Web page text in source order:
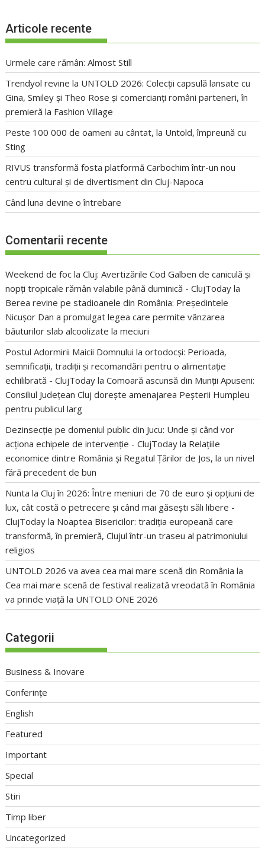
Articole recente
Urmele care rămân: Almost Still
Trendyol revine la UNTOLD 2026: Colecții capsulă lansate cu
Gina, Smiley și Theo Rose și comercianți români parteneri, în
premieră la Fashion Village
Peste 100 000 de oameni au cântat, la Untold, împreună cu
Sting
RIVUS transformă fosta platformă Carbochim într-un nou
centru cultural și de divertisment din Cluj-Napoca
Când luna devine o întrebare
Comentarii recente
Weekend de foc la Cluj: Avertizările Cod Galben de caniculă și
nopți tropicale rămân valabile până duminică - ClujToday la
Berea revine pe stadioanele din România: Președintele
Nicușor Dan a promulgat legea care permite vânzarea
băuturilor slab alcoolizate la meciuri
Postul Adormirii Maicii Domnului la ortodocși: Perioada,
semnificații, tradiții și recomandări pentru o alimentație
echilibrată - ClujToday laComoară ascunsă din Munții Apuseni:
Consiliul Județean Cluj dorește amenajarea Peșterii Humpleu
pentru publicul larg
Dezinsecție pe domeniul public din Jucu: Unde și când vor
acționa echipele de intervenție - ClujToday la Relațiile
economice dintre România și Regatul Țărilor de Jos, la un nivel
fără precedent de bun
Nunta la Cluj în 2026: Între meniuri de 70 de euro și opțiuni de
lux, cât costă o petrecere și când mai găsești săli libere -
ClujToday la Noaptea Bisericilor: tradiția europeană care
transformă, în premieră, Clujul într-un traseu al patrimoniului
religios
UNTOLD 2026 va avea cea mai mare scenă din România la
Cea mai mare scenă de festival realizată vreodată în România
va prinde viață la UNTOLD ONE 2026
Categorii
Business & Inovare
Conferințe
English
Featured
Important
Special
Stiri
Timp liber
Uncategorized